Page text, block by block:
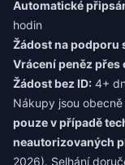
Automatické
hodin
Žádost na podporu
Vrácení peněz
Žádost bez ID: 4+
Nákupy jsou
pouze v případě
neautorizovaných
2026). Selhání